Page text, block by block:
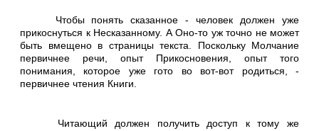
Чтобы понять сказанное - человек должен уже
прикоснуться к Несказанному. А Оно-то уж точно не может
быть вмещено в страницы текста. Поскольку Молчание
первичнее речи, опыт Прикосновения, опыт того
понимания, которое уже гото во вот-вот родиться, -
первичнее чтения Книги.
Читающий должен получить доступ к тому же